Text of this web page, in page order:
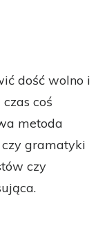
dość wolno i
coś
metoda
gramatyki
czy